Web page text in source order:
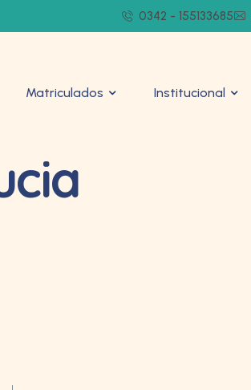
0342 - 155133685
Matriculados Institucional